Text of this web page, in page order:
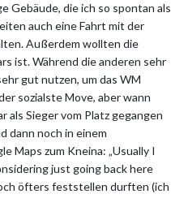
Gebäude, die ich so spontan als
auch eine Fahrt mit der
Außerdem wollten die
ist. Während die anderen sehr
gut nutzen, um das WM
sozialste Move, aber wann
als Sieger vom Platz gegangen
dann noch in einem
Maps zum Kneina: „Usually I
just going back here
öfters feststellen durften (ich